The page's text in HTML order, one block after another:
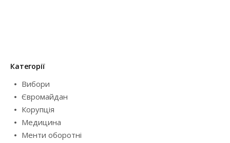
Категорії
Вибори
Євромайдан
Корупція
Медицина
Менти оборотні